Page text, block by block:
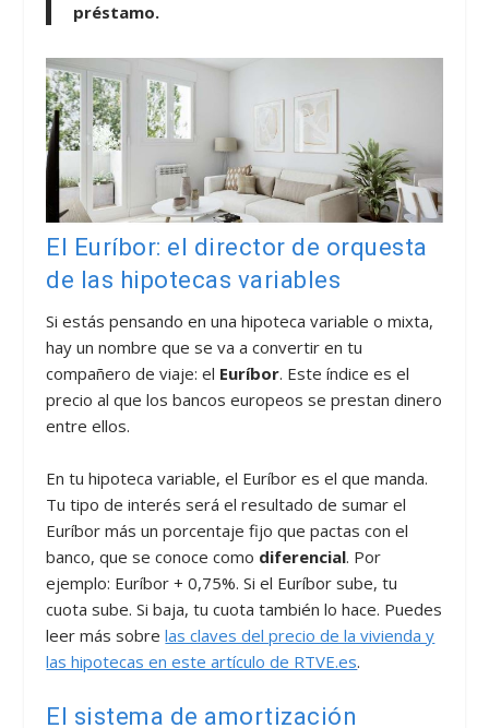
préstamo.
El Euríbor: el director de orquesta
de las hipotecas variables
Si estás pensando en una hipoteca variable o mixta,
hay un nombre que se va a convertir en tu
compañero de viaje: el Euríbor. Este índice es el
precio al que los bancos europeos se prestan dinero
entre ellos.
En tu hipoteca variable, el Euríbor es el que manda.
Tu tipo de interés será el resultado de sumar el
Euríbor más un porcentaje fijo que pactas con el
banco, que se conoce como diferencial. Por
ejemplo: Euríbor + 0,75%. Si el Euríbor sube, tu
cuota sube. Si baja, tu cuota también lo hace. Puedes
leer más sobrelas claves del precio de la vivienda y
las hipotecas en este artículo de RTVE.es.
El sistema de amortización